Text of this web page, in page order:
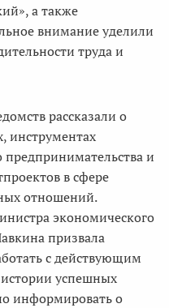
а также
внимание уделили
труда и
рассказали о
инструментах
и
в сфере
отношений.
экономического
призвала
с действующим
успешных
информировать о